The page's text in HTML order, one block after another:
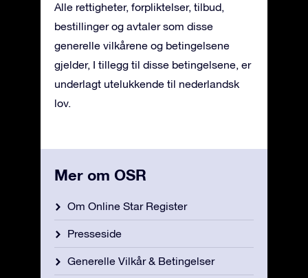
Alle rettigheter, forpliktelser, tilbud,
bestillinger og avtaler som disse
generelle vilkårene og betingelsene
gjelder, I tillegg til disse betingelsene, er
underlagt utelukkende til nederlandsk
lov.
Mer om OSR
Om Online Star Register
Presseside
Generelle Vilkår & Betingelser